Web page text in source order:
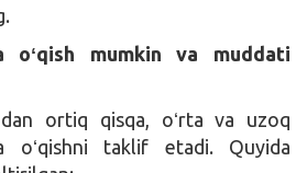
oʻqish mumkin va muddati
ortiq qisqa, oʻrta va uzoq
oʻqishni taklif etadi. Quyida